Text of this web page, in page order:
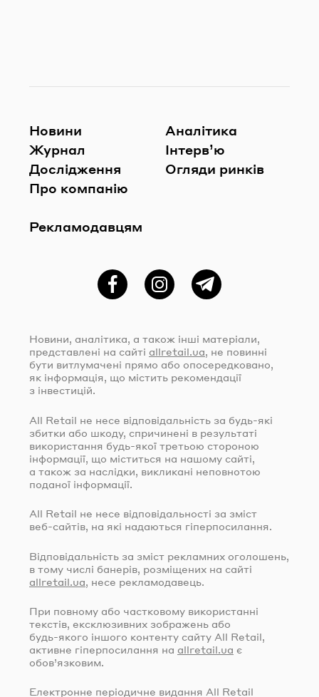
Новини
Журнал
Дослідження
Про компанію
Рекламодавцям
Аналітика
Інтерв’ю
Огляди ринків
ФейсбукInstagramTelegram
Новини, аналітика, а також інші матеріали,
представлені на сайті allretail.ua, не повинні
бути витлумачені прямо або опосередковано,
як інформація, що містить рекомендації
з інвестицій.
All Retail не несе відповідальність за будь-які
збитки або шкоду, спричинені в результаті
використання будь-якої третьою стороною
інформації, що міститься на нашому сайті,
а також за наслідки, викликані неповнотою
поданої інформації.
All Retail не несе відповідальності за зміст
веб-сайтів, на які надаються гіперпосилання.
Відповідальність за зміст рекламних оголошень,
в тому числі банерів, розміщених на сайті
allretail.ua , несе рекламодавець.
При повному або частковому використанні
текстів, ексклюзивних зображень або
будь-якого іншого контенту сайту All Retail,
активне гіперпосилання на allretail.ua є
обов’язковим.
Електронне періодичне видання All Retail